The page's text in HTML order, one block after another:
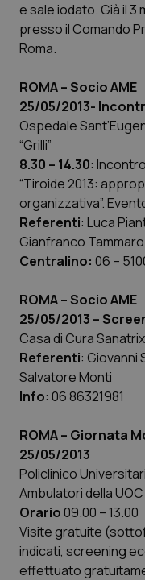
Toscana
Umbria
Valle D’Aosta
Veneto
Obesità
Oftalmologia
Oncologia &
Psoriasi & pelle
Quotidiano
Quotidiano
Quotidiano
Quotidiano
Rene &
Salute orale &
Sangue &
Tiroide
e sale iodato. Già il
presso il Comando
Roma.
ROMA–Socio AME
25/05/2013-
Ospedale
“Grilli”
8.30 – 14.30:
“Tiroide 2013:
organizzativa”.
Referenti: Luca
Gianfranco Tammaro
Centralino: 06 –
ROMA – Socio AME
25/05/2013 –
Casa di Cura
Referenti: Giovanni
Salvatore Monti
Info: 06 86321981
ROMA – Giornata
25/05/2013
Policlinico
Ambulatori della
Orario09.00 – 13.00
Visite gratuite
indicati, screening
effettuato